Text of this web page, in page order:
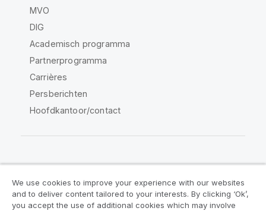
MVO
DIG
Academisch programma
Partnerprogramma
Carrières
Persberichten
Hoofdkantoor/contact
Juridische overeenkomsten
We use cookies to improve your experience with our websites
and to deliver content tailored to your interests. By clicking ‘Ok’,
you accept the use of additional cookies which may involve